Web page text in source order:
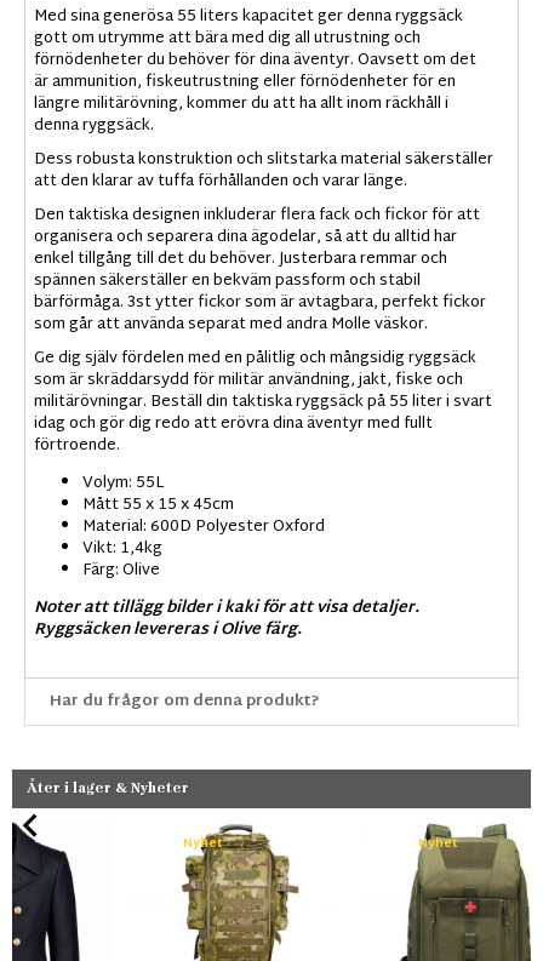
Med sina generösa 55 liters kapacitet ger denna ryggsäck
gott om utrymme att bära med dig all utrustning och
förnödenheter du behöver för dina äventyr. Oavsett om det
är ammunition, fiskeutrustning eller förnödenheter för en
längre militärövning, kommer du att ha allt inom räckhåll i
denna ryggsäck.
Dess robusta konstruktion och slitstarka material säkerställer
att den klarar av tuffa förhållanden och varar länge.
Den taktiska designen inkluderar flera fack och fickor för att
organisera och separera dina ägodelar, så att du alltid har
enkel tillgång till det du behöver. Justerbara remmar och
spännen säkerställer en bekväm passform och stabil
bärförmåga. 3st ytter fickor som är avtagbara, perfekt fickor
som går att använda separat med andra Molle väskor.
Ge dig själv fördelen med en pålitlig och mångsidig ryggsäck
som är skräddarsydd för militär användning, jakt, fiske och
militärövningar. Beställ din taktiska ryggsäck på 55 liter i svart
idag och gör dig redo att erövra dina äventyr med fullt
förtroende.
Volym: 55L
Mått 55 x 15 x 45cm
Material: 600D Polyester Oxford
Vikt: 1,4kg
Färg: Olive
Noter att tillägg bilder i kaki för att visa detaljer.
Ryggsäcken levereras i Olive färg.
Har du frågor om denna produkt?
Åter i lager & Nyheter
Nyhet Nyhet